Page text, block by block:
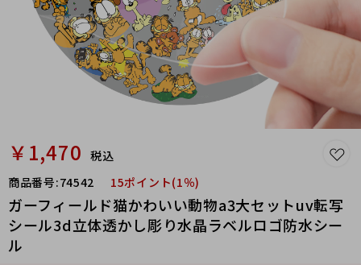
￥1,470 税込
商品番号:74542 15ポイント(1％)
ガーフィールド猫かわいい動物a3大セットuv転写
シール3d立体透かし彫り水晶ラベルロゴ防水シー
ル